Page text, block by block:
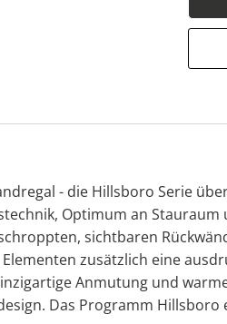
- die Hillsboro Serie
Optimum an
sichtbaren
zusätzlich eine
Anmutung und
Das Programm Hillsboro